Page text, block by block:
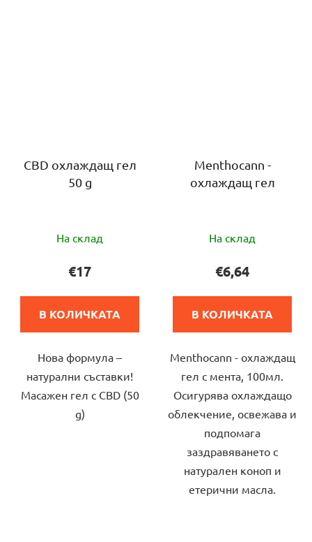
CBD охлаждащ гел
50 g
оценка
на
5,0
5
звезди.
На склад
€17
В КОЛИЧКАТА
Нова формула –
натурални съставки!
Масажен гел с CBD (50
g)
Menthocann -
охлаждащ гел
оценка
на
продукта
5,0
5
звезди.
На склад
€6,64
В КОЛИЧКАТА
Menthocann - охлаждащ
гел с мента, 100мл.
Осигурява охлаждащо
облекчение, освежава и
подпомага
заздравяването с
натурален коноп и
етерични масла.